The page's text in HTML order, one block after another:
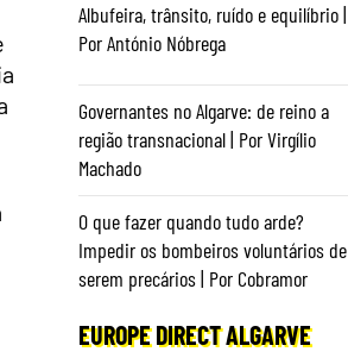
Albufeira, trânsito, ruído e equilíbrio |
Por António Nóbrega
Governantes no Algarve: de reino a
região transnacional | Por Virgílio
Machado
O que fazer quando tudo arde?
Impedir os bombeiros voluntários de
serem precários | Por Cobramor
EUROPE DIRECT ALGARVE